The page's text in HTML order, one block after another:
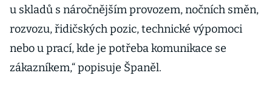
u skladů s náročnějším provozem, nočních směn,
rozvozu, řidičských pozic, technické výpomoci
nebo u prací, kde je potřeba komunikace se
zákazníkem,“ popisuje Španěl.